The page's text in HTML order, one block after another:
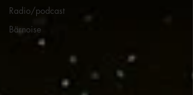
Radio/podcast
Bärnoise